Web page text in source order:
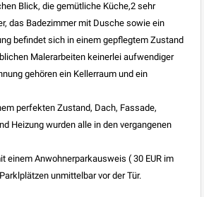
Blick, die gemütliche Küche,2 sehr
das Badezimmer mit Dusche sowie ein
befindet sich in einem gepflegtem Zustand
Malerarbeiten keinerlei aufwendiger
gehören ein Kellerraum und ein
perfekten Zustand, Dach, Fassade,
Heizung wurden alle in den vergangenen
einem Anwohnerparkausweis ( 30 EUR im
unmittelbar vor der Tür.